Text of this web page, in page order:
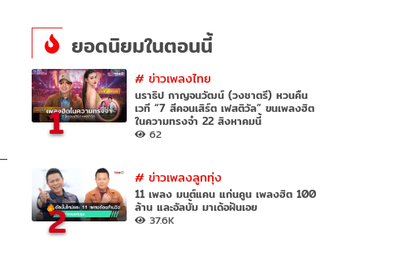
ยอดนิยมในตอนนี้
1
# ข่าวเพลงไทย
นราธิป กาญจนวัฒน์ (วงชาตรี) หวนคืน
เวที “7 สีคอนเสิร์ต เฟสติวัล” ขนเพลงฮิต
ในความทรงจำ 22 สิงหาคมนี้
62
2
# ข่าวเพลงลูกทุ่ง
11 เพลง มนต์แคน แก่นคูน เพลงฮิต 100
ล้าน และอัลบั้ม มาเด้อฝันเอย
37.6K